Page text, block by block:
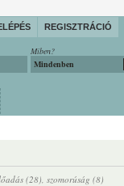
REGISZTRÁCIÓ
Miben?
Mindenben
(28), szomorúság (8)